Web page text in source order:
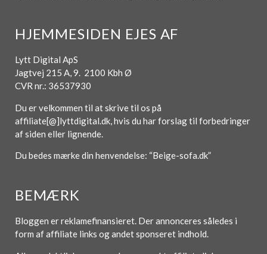
HJEMMESIDEN EJES AF
Lytt Digital ApS
Jagtvej 215 A, 9. 2100 Kbh Ø
CVR nr.: 36537930
Du er velkommen til at skrive til os på
affiliate[@]lyttdigital.dk, hvis du har forslag til forbedringer
af siden eller lignende.
Du bedes mærke din henvendelse: “Beige-sofa.dk”
BEMÆRK
Bloggen er reklamefinansieret. Der annonceres således i
form af affiliate links og andet sponseret indhold.